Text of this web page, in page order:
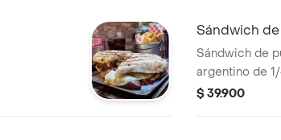
Sándwich
Sándwich de
argentino de
mariposa, pan
$ 39.900